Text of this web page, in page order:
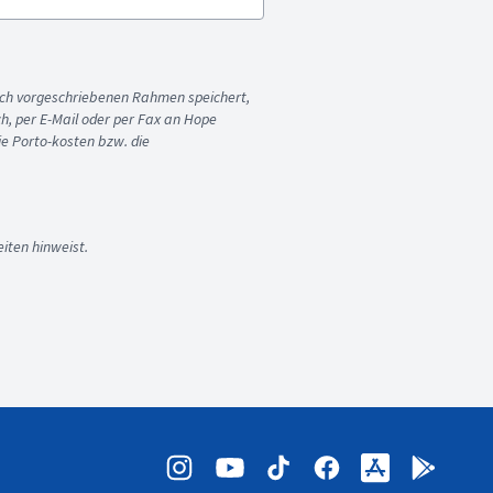
vorgeschriebenen Rahmen speichert,
per E-Mail oder per Fax an Hope
Porto-kosten bzw. die
hinweist.